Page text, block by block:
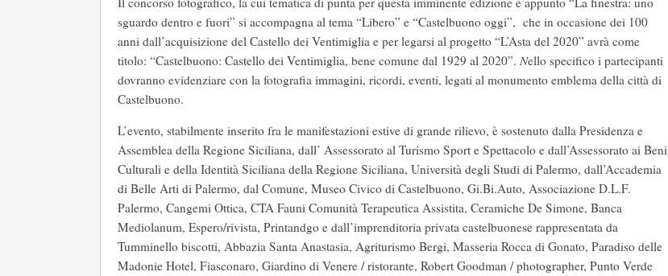
sguardo dentro e fuori” si accompagna al tema “Libero” e “Castelbuono oggi”, che in occasione dei 100
anni dall’acquisizione del Castello dei Ventimiglia e per legarsi al progetto “L’Asta del 2020” avrà come
titolo: “Castelbuono: Castello dei Ventimiglia, bene comune dal 1929 al 2020”. Nello specifico i partecipanti
dovranno evidenziare con la fotografia immagini, ricordi, eventi, legati al monumento emblema della città di
Castelbuono.
L’evento, stabilmente inserito fra le manifestazioni estive di grande rilievo, è sostenuto dalla Presidenza e
Assemblea della Regione Siciliana, dall’ Assessorato al Turismo Sport e Spettacolo e dall’Assessorato ai Beni
Culturali e della Identità Siciliana della Regione Siciliana, Università degli Studi di Palermo, dall’Accademia
di Belle Arti di Palermo, dal Comune, Museo Civico di Castelbuono, Gi.Bi.Auto, Associazione D.L.F.
Palermo, Cangemi Ottica, CTA Fauni Comunità Terapeutica Assistita, Ceramiche De Simone, Banca
Mediolanum, Espero/rivista, Printandgo e dall’imprenditoria privata castelbuonese rappresentata da
Tumminello biscotti, Abbazia Santa Anastasia, Agriturismo Bergi, Masseria Rocca di Gonato, Paradiso delle
Madonie Hotel, Fiasconaro, Giardino di Venere / ristorante, Robert Goodman / photographer, Punto Verde